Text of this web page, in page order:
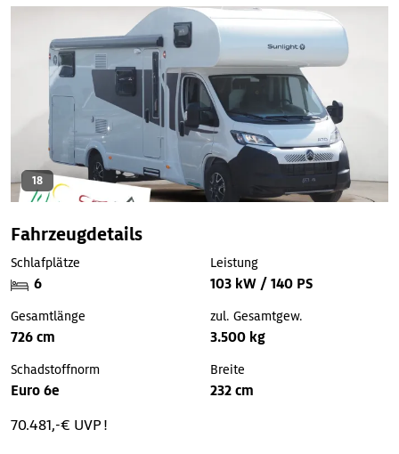
18
Fahrzeugdetails
Schlafplätze
6
Leistung
103 kW / 140 PS
Gesamtlänge
726 cm
zul. Gesamtgew.
3.500 kg
Schadstoffnorm
Euro 6e
Breite
232 cm
70.481,-€ UVP !